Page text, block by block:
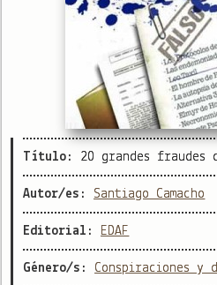
Título: 20 grandes
Autor/es: Santiago Camacho
Editorial: EDAF
Género/s: Conspiraciones y